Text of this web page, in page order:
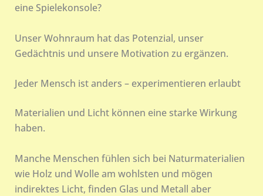
eine Spielekonsole?
Unser Wohnraum hat das Potenzial, unser
Gedächtnis und unsere Motivation zu ergänzen.
Jeder Mensch ist anders – experimentieren erlaubt
Materialien und Licht können eine starke Wirkung
haben.
Manche Menschen fühlen sich bei Naturmaterialien
wie Holz und Wolle am wohlsten und mögen
indirektes Licht, finden Glas und Metall aber